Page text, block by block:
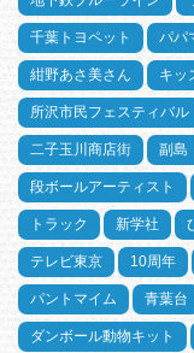
千葉トヨペット パパ
紺野あさ美さん キッ
所沢市民フェスティバル
二子玉川商店街 副
段ボールアーティスト
トラック 新学社
テレビ東京 10周年
パントマイム 青葉台
ダンボール動物キット